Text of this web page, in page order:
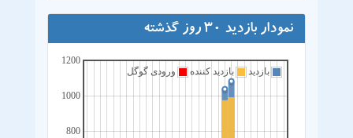
نمودار بازدید 30 روز گذشته
800
1000
1200
بازدید
بازدید کننده ورودی گوگل